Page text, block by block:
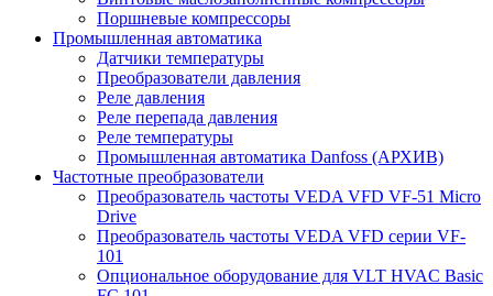
Поршневые компрессоры
Промышленная автоматика
Датчики температуры
Преобразователи давления
Реле давления
Реле перепада давления
Реле температуры
Промышленная автоматика Danfoss (АРХИВ)
Частотные преобразователи
Преобразователь частоты VEDA VFD VF-51 Micro
Drive
Преобразователь частоты VEDA VFD серии VF-
101
Опциональное оборудование для VLT HVAC Basic